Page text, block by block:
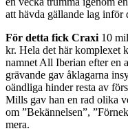
att hävda gällande lag inför
För detta fick Craxi 10
kr. Hela det här komplexet
namnet All Iberian efter en
grävande gav åklagarna
oändliga hinder resta av
Mills gav han en rad olika
om ”Bekännelsen”,
mera.